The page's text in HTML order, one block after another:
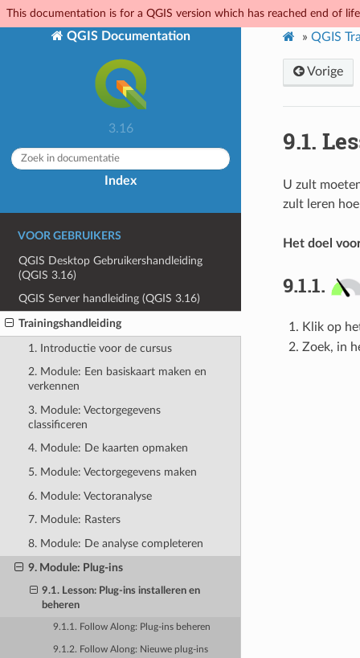
This documentation is for a QGIS version which has reached end of
QGIS Documentation
3.16
Index
VOOR GEBRUIKERS
QGIS Desktop Gebruikershandleiding
(QGIS 3.16)
QGIS Server handleiding (QGIS 3.16)
Trainingshandleiding
1. Introductie voor de cursus
2. Module: Een basiskaart maken en
verkennen
3. Module: Vectorgegevens
classificeren
4. Module: De kaarten opmaken
5. Module: Vectorgegevens maken
6. Module: Vectoranalyse
7. Module: Rasters
8. Module: De analyse completeren
9. Module: Plug-ins
9.1. Lesson: Plug-ins installeren en
beheren
9.1.1. Follow Along: Plug-ins beheren
9.1.2. Follow Along: Nieuwe plug-ins
» QGIS
Vorige
9.1.
U zult
zult leren
Het doel
9.1.1.
Klik op
Zoek, in